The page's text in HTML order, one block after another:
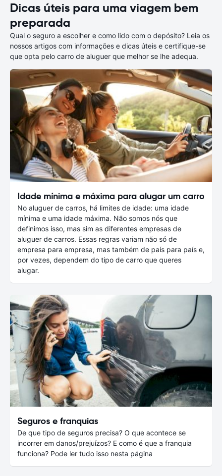
Dicas úteis para uma viagem bem
preparada
Qual o seguro a escolher e como lido com o depósito? Leia os
nossos artigos com informações e dicas úteis e certifique-se
que opta pelo carro de aluguer que melhor se lhe adequa.
Idade mínima e máxima para alugar um carro
No aluguer de carros, há limites de idade: uma idade
mínima e uma idade máxima. Não somos nós que
definimos isso, mas sim as diferentes empresas de
aluguer de carros. Essas regras variam não só de
empresa para empresa, mas também de país para país e,
por vezes, dependem do tipo de carro que queres
alugar.
Seguros e franquias
De que tipo de seguros precisa? O que acontece se
incorrer em danos/prejuízos? E como é que a franquia
funciona? Pode ler tudo isso nesta página